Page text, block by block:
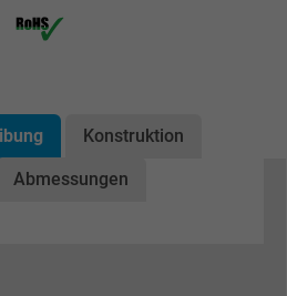
Konstruktion
Abmessungen